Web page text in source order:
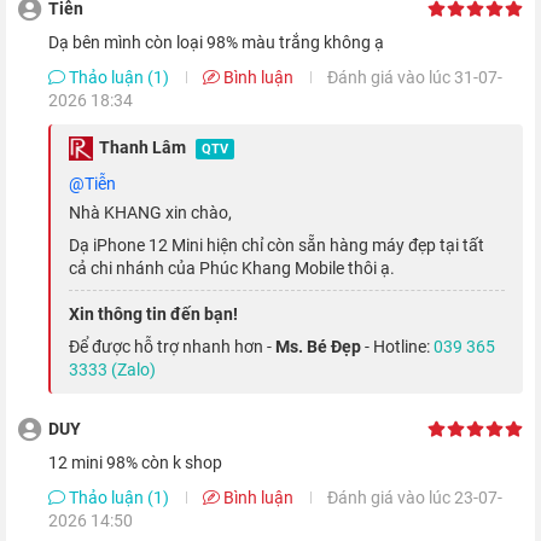
Quay sang mặt sau, Apple vẫn sử dụng chất liệu kính mờ như
nên độ bền của thiết bị cũng được cải thiện.
Màn hình OLED Super Retina XDR siêu sắc
nét
smartphone mini này của Nhà Táo, khi thiết bị chỉ được trang
bị màn hình kích thước 5.4 inch.
Tiễn
Dạ bên mình còn loại 98% màu trắng không ạ
Thảo luận (1)
Bình luận
Đánh giá vào lúc 31-07-
2026 18:34
Thanh Lâm QTV
@Tiễn
Nhà KHANG xin chào,
Dạ iPhone 12 Mini hiện chỉ còn sẵn hàng máy đẹp tại tất
cả chi nhánh của Phúc Khang Mobile thôi ạ.
Xin thông tin đến bạn!
Để được hỗ trợ nhanh hơn - Ms. Bé Đẹp- Hotline:039 365
3333 (Zalo)
DUY
12 mini 98% còn k shop
Thảo luận (1)
Bình luận
Đánh giá vào lúc 23-07-
2026 14:50